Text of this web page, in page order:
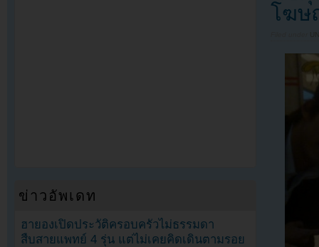
โฆษ
ข่าวอัพเดท
ฮายองเปิดประวัติครอบครัวไม่ธรรมดา
สืบสายแพทย์ 4 รุ่น แต่ไม่เคยคิดเดินตามรอย